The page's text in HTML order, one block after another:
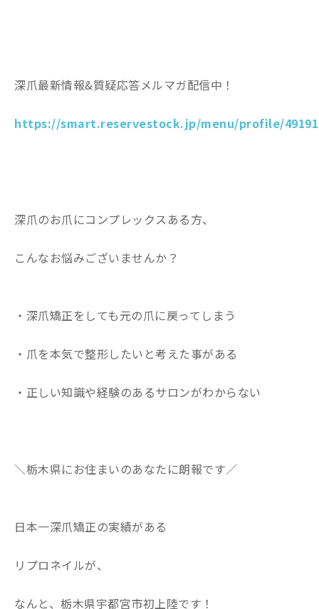
深爪最新情報&質疑応答メルマガ配信中！
https://smart.reservestock.jp/menu/profile/49191
深爪のお爪にコンプレックスある方、
こんなお悩みございませんか？
・深爪矯正をしても元の爪に戻ってしまう
・爪を本気で整形したいと考えた事がある
・正しい知識や経験のあるサロンがわからない
＼栃木県にお住まいのあなたに朗報です／
日本一深爪矯正の実績がある
リプロネイルが、
なんと、栃木県宇都宮市初上陸です！